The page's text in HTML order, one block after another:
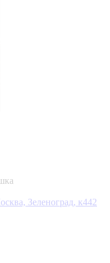
Зеленоград, к442